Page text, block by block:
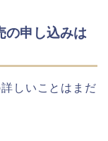
の申し込みは
しいことはまだ